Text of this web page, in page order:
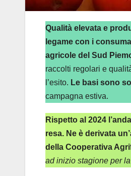
Qualità elevata e
legame con i
agricole del Sud
raccolti regolari e
l’esito. Le basi sono
campagna estiva.
Rispetto al 2024
resa. Ne è derivata
della Cooperativa
ad inizio stagione per